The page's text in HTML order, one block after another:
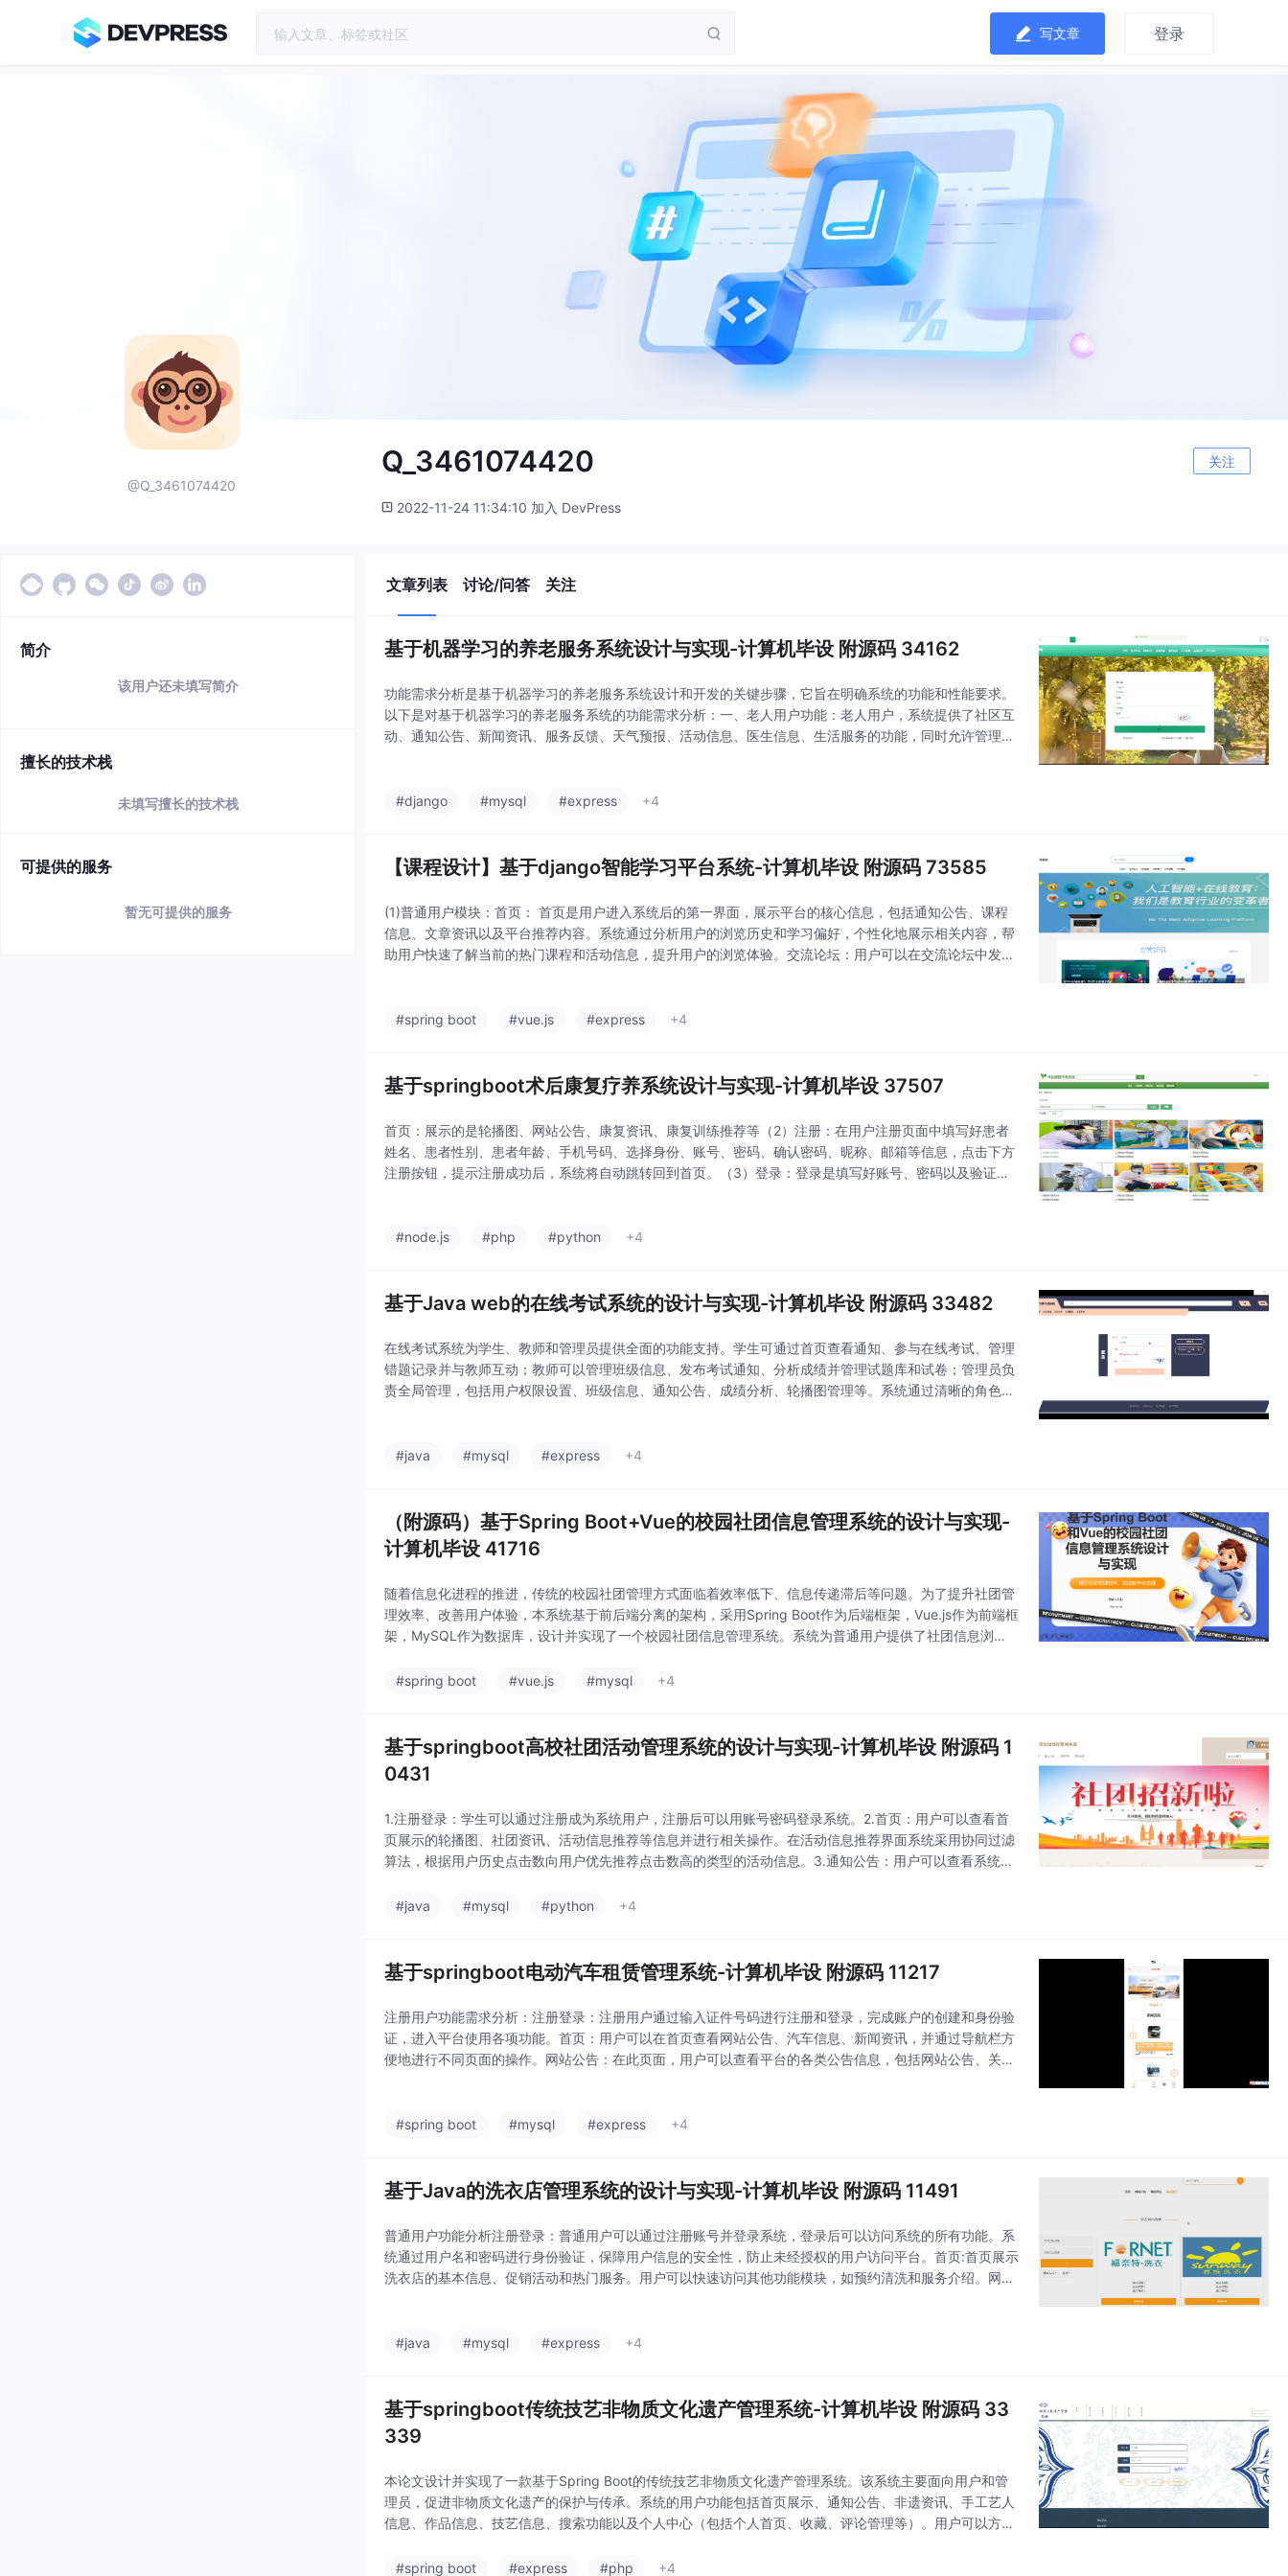
写文章 登录
@Q_3461074420
Q_3461074420 关注
2022-11-24 11:34:10 加入 DevPress
简介
该用户还未填写简介
擅长的技术栈
未填写擅长的技术栈
可提供的服务
暂无可提供的服务
文章列表 讨论/问答 关注
基于机器学习的养老服务系统设计与实现-计算机毕设 附源码 34162
功能需求分析是基于机器学习的养老服务系统设计和开发的关键步骤，它旨在明确系统的功能和性能要求。
以下是对基于机器学习的养老服务系统的功能需求分析：一、老人用户功能：老人用户，系统提供了社区互
动、通知公告、新闻资讯、服务反馈、天气预报、活动信息、医生信息、生活服务的功能，同时允许管理个
#django
#mysql #express +4
【课程设计】基于django智能学习平台系统-计算机毕设 附源码 73585
(1)普通用户模块：首页： 首页是用户进入系统后的第一界面，展示平台的核心信息，包括通知公告、课程
信息、文章资讯以及平台推荐内容。系统通过分析用户的浏览历史和学习偏好，个性化地展示相关内容，帮
助用户快速了解当前的热门课程和活动信息，提升用户的浏览体验。交流论坛：用户可以在交流论坛中发布
#spring boot
#vue.js #express +4
基于springboot术后康复疗养系统设计与实现-计算机毕设 37507
首页：展示的是轮播图、网站公告、康复资讯、康复训练推荐等（2）注册：在用户注册页面中填写好患者
姓名、患者性别、患者年龄、手机号码、选择身份、账号、密码、确认密码、昵称、邮箱等信息，点击下方
注册按钮，提示注册成功后，系统将自动跳转回到首页。（3）登录：登录是填写好账号、密码以及验证通
#node.js
#php #python +4
基于Java web的在线考试系统的设计与实现-计算机毕设 附源码 33482
在线考试系统为学生、教师和管理员提供全面的功能支持。学生可通过首页查看通知、参与在线考试、管理
错题记录并与教师互动；教师可以管理班级信息、发布考试通知、分析成绩并管理试题库和试卷；管理员负
责全局管理，包括用户权限设置、班级信息、通知公告、成绩分析、轮播图管理等。系统通过清晰的角色分
#java
#mysql #express +4
（附源码）基于Spring Boot+Vue的校园社团信息管理系统的设计与实现-
计算机毕设 41716
随着信息化进程的推进，传统的校园社团管理方式面临着效率低下、信息传递滞后等问题。为了提升社团管
理效率、改善用户体验，本系统基于前后端分离的架构，采用Spring Boot作为后端框架，Vue.js作为前端框
架，MySQL作为数据库，设计并实现了一个校园社团信息管理系统。系统为普通用户提供了社团信息浏
理等后
#spring boot #vue.js #mysql +4
基于springboot高校社团活动管理系统的设计与实现-计算机毕设 附源码 1
0431
1.注册登录：学生可以通过注册成为系统用户，注册后可以用账号密码登录系统。2.首页：用户可以查看首
页展示的轮播图、社团资讯、活动信息推荐等信息并进行相关操作。在活动信息推荐界面系统采用协同过滤
算法，根据用户历史点击数向用户优先推荐点击数高的类型的活动信息。3.通知公告：用户可以查看系统发
讯的详情并可以进
#java #mysql #python +4
基于springboot电动汽车租赁管理系统-计算机毕设 附源码 11217
注册用户功能需求分析：注册登录：注册用户通过输入证件号码进行注册和登录，完成账户的创建和身份验
证，进入平台使用各项功能。首页：用户可以在首页查看网站公告、汽车信息、新闻资讯，并通过导航栏方
便地进行不同页面的操作。网站公告：在此页面，用户可以查看平台的各类公告信息，包括网站公告、关于
#spring boot
#mysql #express +4
基于Java的洗衣店管理系统的设计与实现-计算机毕设 附源码 11491
普通用户功能分析注册登录：普通用户可以通过注册账号并登录系统，登录后可以访问系统的所有功能。系
统通过用户名和密码进行身份验证，保障用户信息的安全性，防止未经授权的用户访问平台。首页:首页展示
洗衣店的基本信息、促销活动和热门服务。用户可以快速访问其他功能模块，如预约清洗和服务介绍。网站
#java
#mysql #express +4
基于springboot传统技艺非物质文化遗产管理系统-计算机毕设 附源码 33
339
本论文设计并实现了一款基于Spring Boot的传统技艺非物质文化遗产管理系统。该系统主要面向用户和管
理员，促进非物质文化遗产的保护与传承。系统的用户功能包括首页展示、通知公告、非遗资讯、手工艺人
信息、作品信息、技艺信息、搜索功能以及个人中心（包括个人首页、收藏、评论管理等）。用户可以方便
管理、手工艺人
#spring boot #express #php +4